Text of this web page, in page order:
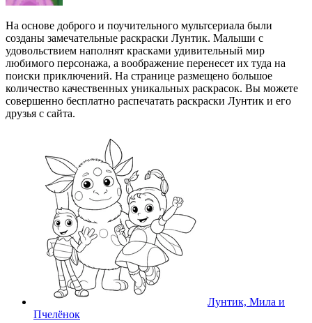
На основе доброго и поучительного мультсериала были
созданы замечательные раскраски Лунтик. Малыши с
удовольствием наполнят красками удивительный мир
любимого персонажа, а воображение перенесет их туда на
поиски приключений. На странице размещено большое
количество качественных уникальных раскрасок. Вы можете
совершенно бесплатно распечатать раскраски Лунтик и его
друзья с сайта.
Лунтик, Мила и
Пчелёнок